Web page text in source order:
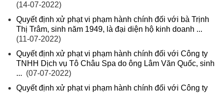
(14-07-2022)
Quyết định xử phạt vi phạm hành chính đối với bà Trịnh
Thị Trâm, sinh năm 1949, là đại diện hộ kinh doanh ...
(11-07-2022)
Quyết định xử phạt vi phạm hành chính đối với Công ty
TNHH Dịch vụ Tô Châu Spa do ông Lâm Văn Quốc, sinh
... (07-07-2022)
Quyết định xử phạt vi phạm hành chính đối với Công ty